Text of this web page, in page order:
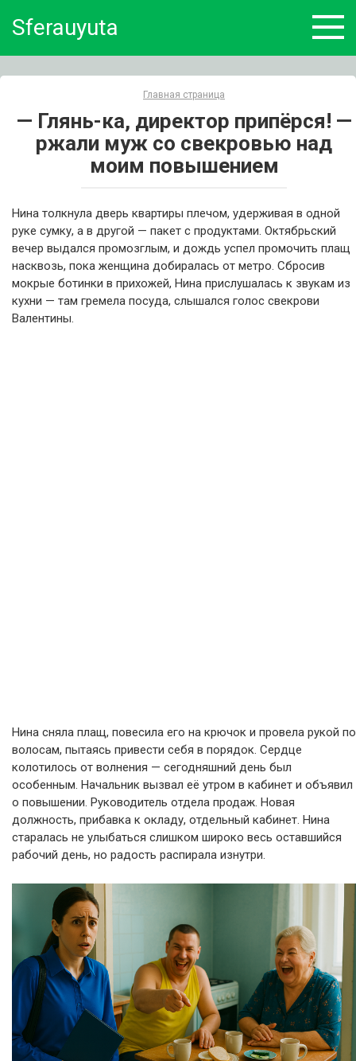
Sferauyuta
Главная страница
— Глянь-ка, директор припёрся! —
ржали муж со свекровью над
моим повышением
Нина толкнула дверь квартиры плечом, удерживая в одной
руке сумку, а в другой — пакет с продуктами. Октябрьский
вечер выдался промозглым, и дождь успел промочить плащ
насквозь, пока женщина добиралась от метро. Сбросив
мокрые ботинки в прихожей, Нина прислушалась к звукам из
кухни — там гремела посуда, слышался голос свекрови
Валентины.
Нина сняла плащ, повесила его на крючок и провела рукой по
волосам, пытаясь привести себя в порядок. Сердце
колотилось от волнения — сегодняшний день был
особенным. Начальник вызвал её утром в кабинет и объявил
о повышении. Руководитель отдела продаж. Новая
должность, прибавка к окладу, отдельный кабинет. Нина
старалась не улыбаться слишком широко весь оставшийся
рабочий день, но радость распирала изнутри.